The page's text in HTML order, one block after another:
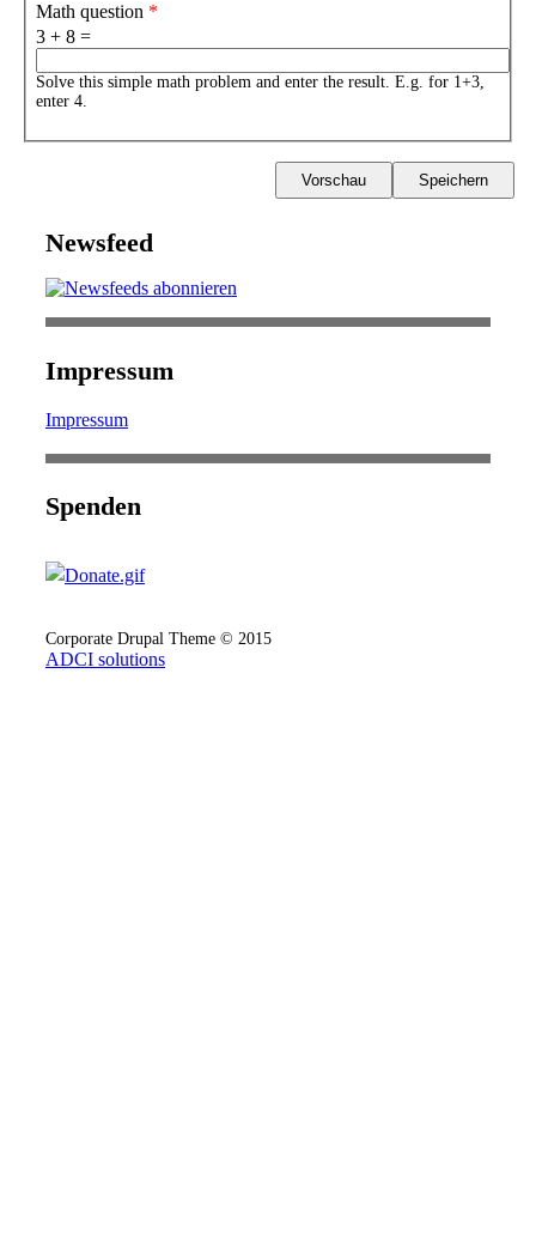
Math question *
3 + 8 =
Solve this simple math problem and enter the result. E.g. for 1+3,
enter 4.
Newsfeed
Impressum
Impressum
Spenden
Corporate Drupal Theme © 2015
ADCI solutions